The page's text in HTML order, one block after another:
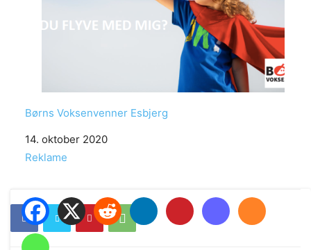
Børns Voksenvenner Esbjerg
Date
14. oktober 2020
In relation to
Reklame